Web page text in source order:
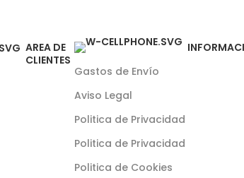
AREA DE
CLIENTES
Gastos de Envío
Aviso Legal
Politica de Privacidad
Politica de Privacidad
Politica de Cookies